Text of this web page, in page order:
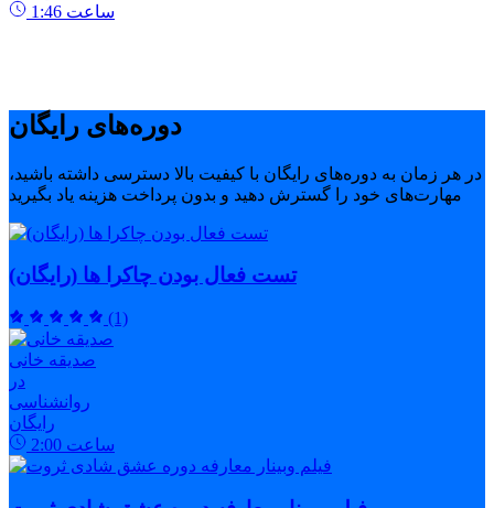
1:46 ساعت
دوره‌های رایگان
در هر زمان به دوره‌های رایگان با کیفیت بالا دسترسی داشته باشید،
مهارت‌های خود را گسترش دهید و بدون پرداخت هزینه یاد بگیرید
تست فعال بودن چاکرا ها (رایگان)
(1)
صدیقه خانی
در
روانشناسی
رایگان
2:00 ساعت